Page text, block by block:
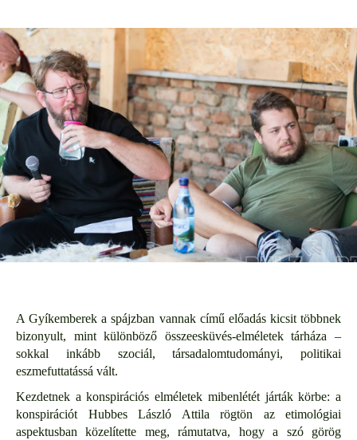
A Gyíkemberek a spájzban vannak című előadás kicsit többnek
bizonyult, mint különböző összeesküvés-elméletek tárháza –
sokkal inkább szociál, társadalomtudományi, politikai
eszmefuttatássá vált.
Kezdetnek a konspirációs elméletek mibenlétét járták körbe: a
konspirációt Hubbes László Attila rögtön az etimológiai
aspektusban közelítette meg, rámutatva, hogy a szó görög